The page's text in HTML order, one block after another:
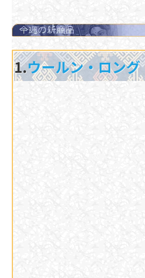
1.ウールン・ロン